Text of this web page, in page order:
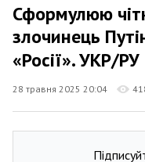
Сформулюю
злочинець
«Росії». УКР/РУ
28 травня 2025 20:04